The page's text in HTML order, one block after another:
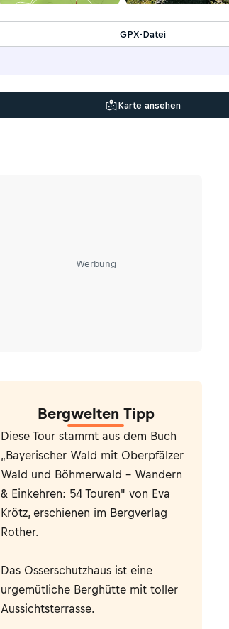
GPX-Datei
Karte ansehen
Werbung
Bergwelten Tipp
Diese Tour stammt aus dem Buch
„Bayerischer Wald mit Oberpfälzer
Wald und Böhmerwald – Wandern
& Einkehren: 54 Touren" von Eva
Krötz, erschienen im Bergverlag
Rother.
Das Osserschutzhaus ist eine
urgemütliche Berghütte mit toller
Aussichtsterrasse.